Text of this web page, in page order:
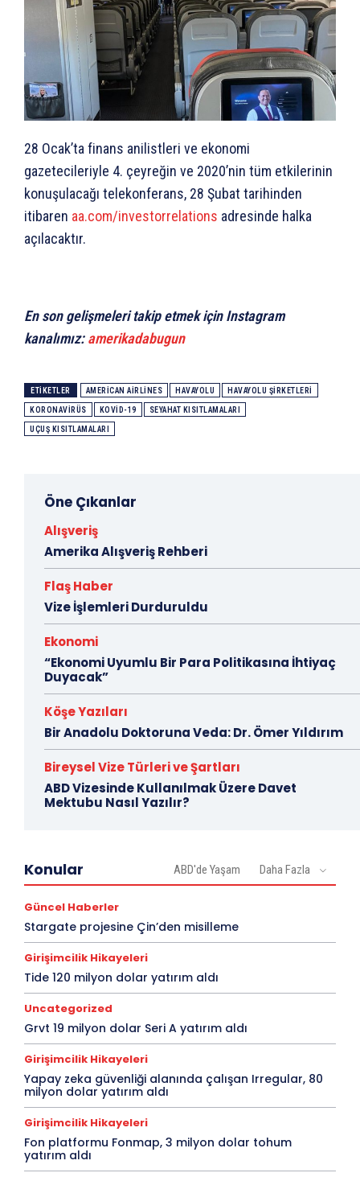
28 Ocak’ta finans anilistleri ve ekonomi
gazetecileriyle 4. çeyreğin ve 2020’nin tüm etkilerinin
konuşulacağı telekonferans, 28 Şubat tarihinden
itibaren aa.com/investorrelations adresinde halka
açılacaktır.
En son gelişmeleri takip etmek için Instagram
kanalımız:amerikadabugun
ETIKETLER AMERICAN AIRLINES HAVAYOLU HAVAYOLU ŞIRKETLERI
KORONAVIRÜS KOVID-19 SEYAHAT KISITLAMALARI
UÇUŞ KISITLAMALARI
Öne Çıkanlar
Alışveriş
Amerika Alışveriş Rehberi
Flaş Haber
Vize İşlemleri Durduruldu
Ekonomi
“Ekonomi Uyumlu Bir Para Politikasına İhtiyaç
Duyacak”
Köşe Yazıları
Bir Anadolu Doktoruna Veda: Dr. Ömer Yıldırım
Bireysel Vize Türleri ve Şartları
ABD Vizesinde Kullanılmak Üzere Davet
Mektubu Nasıl Yazılır?
Konular ABD'de Yaşam Daha Fazla
Güncel Haberler
Stargate projesine Çin’den misilleme
Girişimcilik Hikayeleri
Tide 120 milyon dolar yatırım aldı
Uncategorized
Grvt 19 milyon dolar Seri A yatırım aldı
Girişimcilik Hikayeleri
Yapay zeka güvenliği alanında çalışan Irregular, 80
milyon dolar yatırım aldı
Girişimcilik Hikayeleri
Fon platformu Fonmap, 3 milyon dolar tohum
yatırım aldı